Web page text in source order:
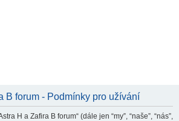
B forum - Podmínky pro užívání
H a Zafira B forum“ (dále jen “my”, “naše”, “nás”,